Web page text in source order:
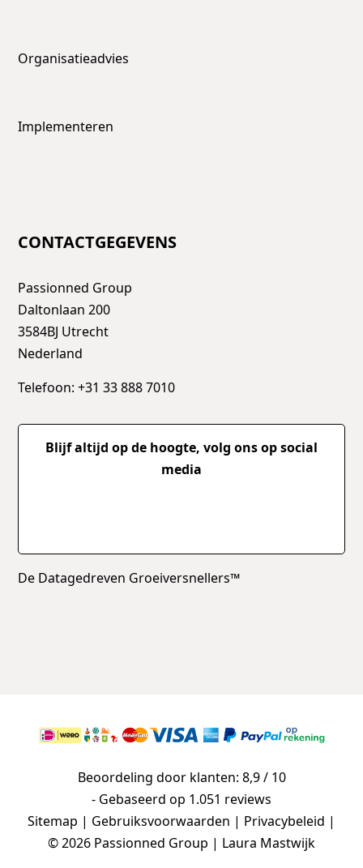
Organisatieadvies
Implementeren
CONTACTGEGEVENS
Passionned Group
Daltonlaan 200
3584BJ Utrecht
Nederland
Telefoon: +31 33 888 7010
Blijf altijd op de hoogte, volg ons op social
media
De Datagedreven Groeiversnellers™
Beoordeling door klanten: 8,9 / 10
- Gebaseerd op 1.051 reviews
Sitemap | Gebruiksvoorwaarden | Privacybeleid |
© 2026 Passionned Group | Laura Mastwijk